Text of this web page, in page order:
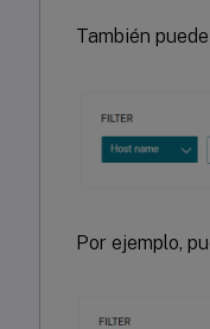
También
Por ejemplo,